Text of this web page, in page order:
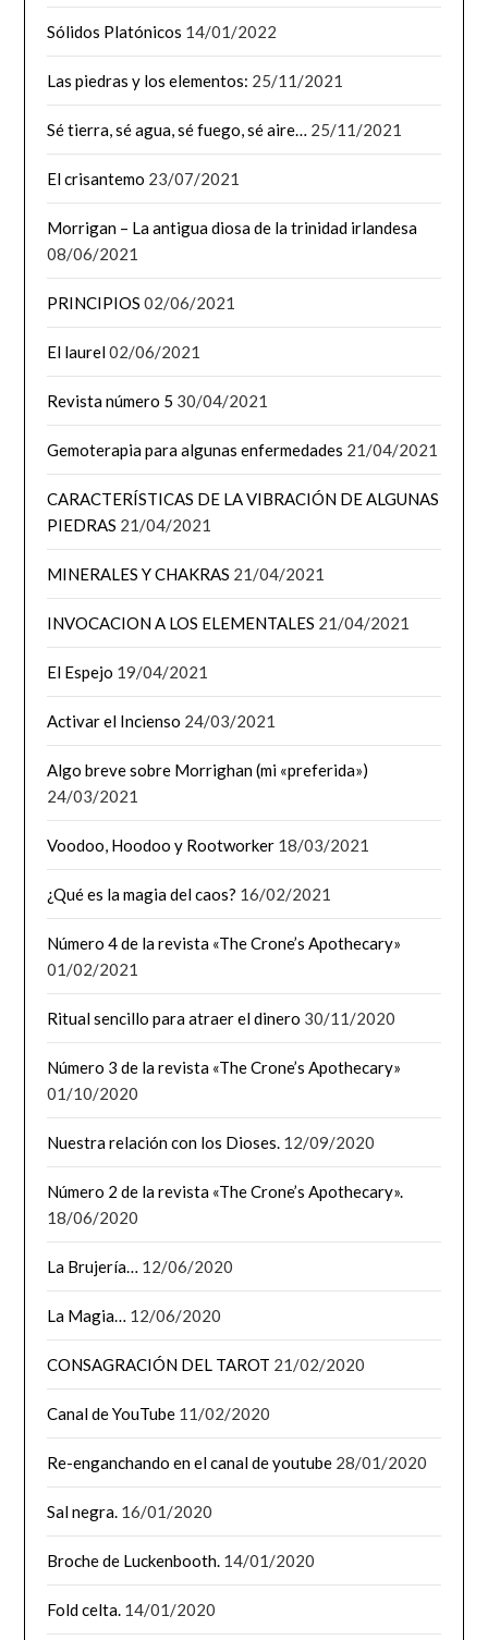
Sólidos Platónicos 14/01/2022
Las piedras y los elementos: 25/11/2021
Sé tierra, sé agua, sé fuego, sé aire… 25/11/2021
El crisantemo 23/07/2021
Morrigan – La antigua diosa de la trinidad irlandesa
08/06/2021
PRINCIPIOS 02/06/2021
El laurel02/06/2021
Revista número 5 30/04/2021
Gemoterapia para algunas enfermedades 21/04/2021
CARACTERÍSTICAS DE LA VIBRACIÓN DE ALGUNAS
PIEDRAS 21/04/2021
MINERALES Y CHAKRAS 21/04/2021
INVOCACION A LOS ELEMENTALES 21/04/2021
El Espejo 19/04/2021
Activar el Incienso 24/03/2021
Algo breve sobre Morrighan (mi «preferida»)
24/03/2021
Voodoo, Hoodoo y Rootworker 18/03/2021
¿Qué es la magia del caos? 16/02/2021
Número 4 de la revista «The Crone’s Apothecary»
01/02/2021
Ritual sencillo para atraer el dinero 30/11/2020
Número 3 de la revista «The Crone’s Apothecary»
01/10/2020
Nuestra relación con los Dioses. 12/09/2020
Número 2 de la revista «The Crone’s Apothecary».
18/06/2020
La Brujería… 12/06/2020
La Magia… 12/06/2020
CONSAGRACIÓN DEL TAROT 21/02/2020
Canal de YouTube 11/02/2020
Re-enganchando en el canal de youtube 28/01/2020
Sal negra. 16/01/2020
Broche de Luckenbooth. 14/01/2020
Fold celta. 14/01/2020